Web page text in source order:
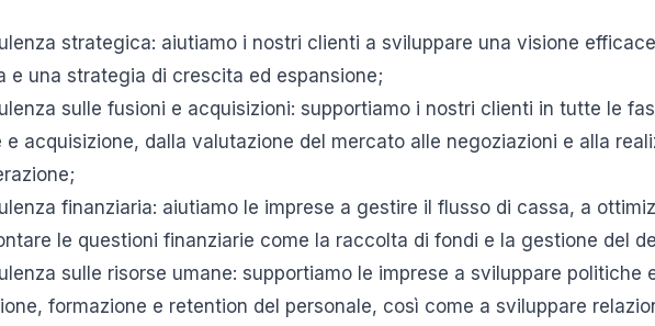
strategica: aiutiamo i nostri clienti a sviluppare una visione
e una strategia di crescita ed espansione;
sulle fusioni e acquisizioni: supportiamo i nostri clienti in tutte le
e acquisizione, dalla valutazione del mercato alle negoziazioni e alla
finanziaria: aiutiamo le imprese a gestire il flusso di cassa, a
le questioni finanziarie come la raccolta di fondi e la gestione del
sulle risorse umane: supportiamo le imprese a sviluppare politiche
formazione e retention del personale, così come a sviluppare